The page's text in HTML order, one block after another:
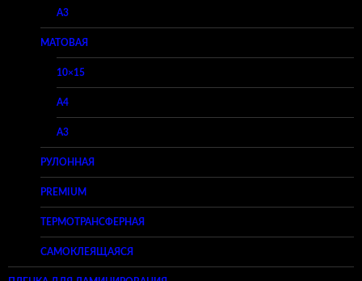
A3
МАТОВАЯ
10×15
A4
A3
РУЛОННАЯ
PREMIUM
ТЕРМОТРАНСФЕРНАЯ
САМОКЛЕЯЩАЯСЯ